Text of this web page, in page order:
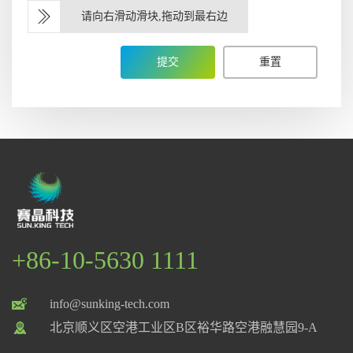
请向右滑动滑块,拖动到最右边
提交 重置
+86-10-5630 1111
info@sunking-tech.com
北京顺义区空港工业区B区裕华路空港融慧园9-A